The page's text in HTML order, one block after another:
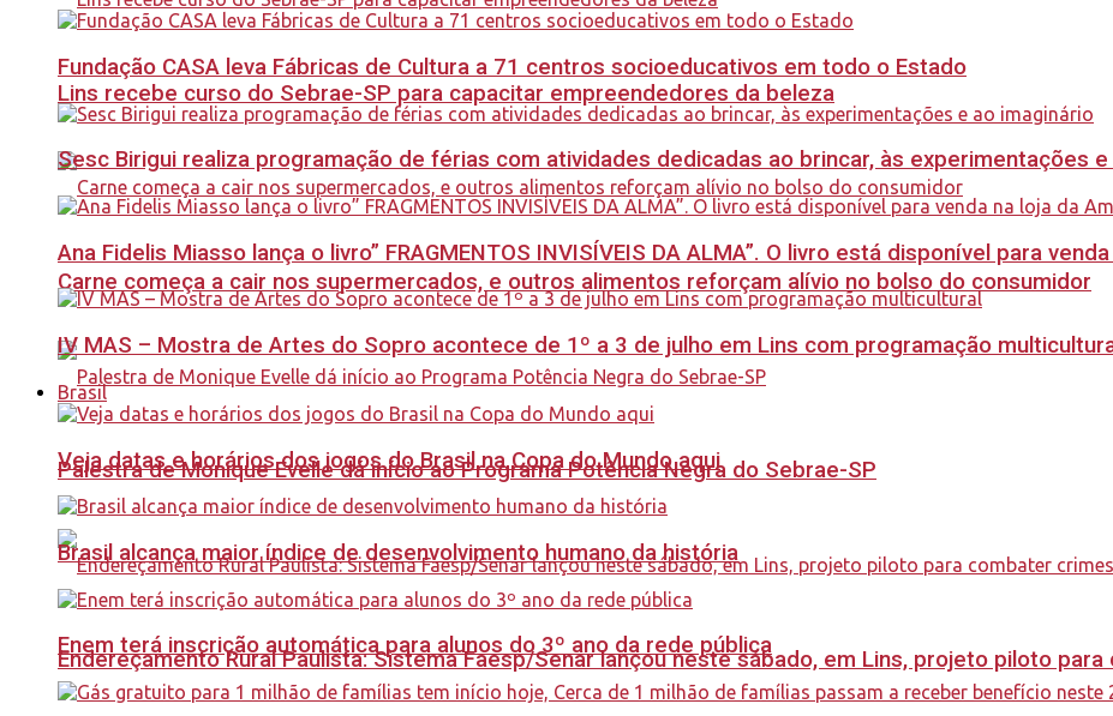
Lins recebe curso do Sebrae-SP para capacitar empreendedores da beleza
Carne começa a cair nos supermercados, e outros alimentos reforçam alívio no bolso do consumidor
Palestra de Monique Evelle dá início ao Programa Potência Negra do Sebrae-SP
Endereçamento Rural Paulista: Sistema Faesp/Senar lançou neste sábado, em Lins, projeto piloto
Fundação CASA leva Fábricas de Cultura a 71 centros socioeducativos em todo o Estado
Sesc Birigui realiza programação de férias com atividades dedicadas ao brincar, às experimentações
Ana Fidelis Miasso lança o livro” FRAGMENTOS INVISÍVEIS DA ALMA”. O livro está disponível para
IV MAS – Mostra de Artes do Sopro acontece de 1º a 3 de julho em Lins com programação
Brasil
Veja datas e horários dos jogos do Brasil na Copa do Mundo aqui
Brasil alcança maior índice de desenvolvimento humano da história
Enem terá inscrição automática para alunos do 3º ano da rede pública